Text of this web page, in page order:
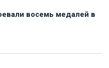
восемь медалей в